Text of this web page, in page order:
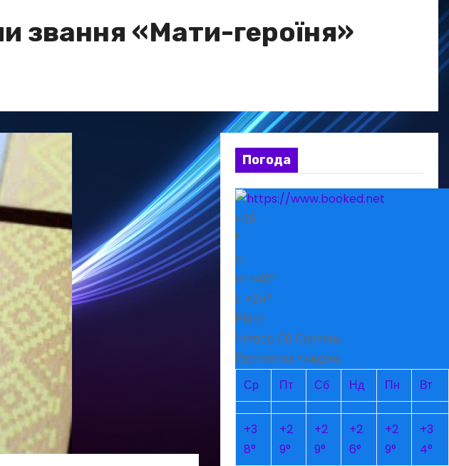
звання «Мати-героїня»
Погода
+36
°
C
H: +40°
L: +24°
Рівне
Четвер, 06 Серпень
Прогноз на тиждень
Ср
Пт Сб Нд Пн Вт
+3
8°
+2
9°
+2
9°
+2
6°
+2
9°
+3
4°